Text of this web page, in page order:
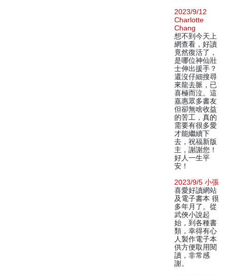
2023/9/12
Charlotte
Chang
想不到今天上
網查看，好讀
竟然復活了，
是哪位神仙壯
士伸出援手？
還沒仔細搜尋
來龍去脈，已
喜極而泣。這
嘉惠眾多書友
但卻無啥收益
的苦工，真的
需要有很多愛
才能繼續下
去，祝福新版
主，謝謝您！
好人一生平
安！
2023/9/5 小張
喜愛好讀網站
及電子書本 很
多年月了。從
武俠小說起
始，到各種書
類，幸得有心
人製作電子本
供方便取用閱
讀，非常感
謝。